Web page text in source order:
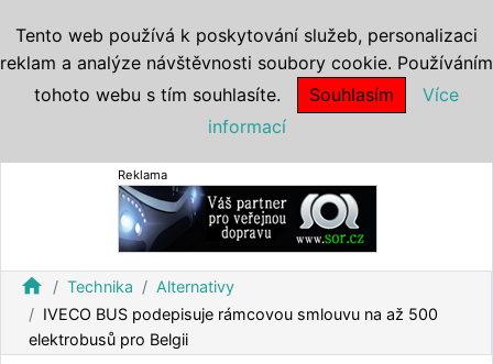
Reklama
home Technika
Alternativy
IVECO BUS podepisuje rámcovou smlouvu na až 500
elektrobusů pro Belgii
Tento web používá k poskytování služeb, personalizaci
reklam a analýze návštěvnosti soubory cookie. Používáním
tohoto webu s tím souhlasíte.
Souhlasím
Více
informací